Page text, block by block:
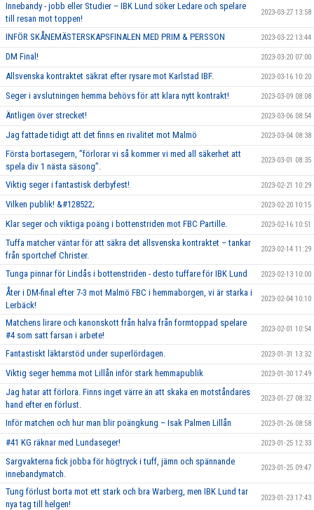
Innebandy - jobb eller Studier – IBK Lund söker Ledare och spelare
till resan mot toppen!
2023-03-27 13:58
INFÖR SKÅNEMÄSTERSKAPSFINALEN MED PRIM & PERSSON 2023-03-22 13:44
DM Final! 2023-03-20 07:00
Allsvenska kontraktet säkrat efter rysare mot Karlstad IBF. 2023-03-16 10:20
Seger i avslutningen hemma behövs för att klara nytt kontrakt! 2023-03-09 08:08
Äntligen över strecket! 2023-03-06 08:54
Jag fattade tidigt att det finns en rivalitet mot Malmö 2023-03-04 08:38
Första bortasegern, ’’förlorar vi så kommer vi med all säkerhet att
spela div 1 nästa säsong’’.
2023-03-01 08:35
Viktig seger i fantastisk derbyfest! 2023-02-21 10:29
Vilken publik! &#128522; 2023-02-20 10:15
Klar seger och viktiga poäng i bottenstriden mot FBC Partille. 2023-02-16 10:51
Tuffa matcher väntar för att säkra det allsvenska kontraktet – tankar
från sportchef Christer.
2023-02-14 11:29
Tunga pinnar för Lindås i bottenstriden - desto tuffare för IBK Lund 2023-02-13 10:00
Åter i DM-final efter 7-3 mot Malmö FBC i hemmaborgen, vi är starka i
Lerbäck!
2023-02-04 10:10
Matchens lirare och kanonskott från halva från formtoppad spelare
#4 som satt farsan i arbete!
2023-02-01 10:54
Fantastiskt läktarstöd under superlördagen. 2023-01-31 13:32
Viktig seger hemma mot Lillån inför stark hemmapublik 2023-01-30 17:49
Jag hatar att förlora. Finns inget värre än att skaka en motståndares
hand efter en förlust.
2023-01-27 08:32
Inför matchen och hur man blir poängkung – Isak Palmen Lillån 2023-01-26 08:58
#41 KG räknar med Lundaseger! 2023-01-25 12:33
Sargvakterna fick jobba för högtryck i tuff, jämn och spännande
innebandymatch.
2023-01-25 09:47
Tung förlust borta mot ett stark och bra Warberg, men IBK Lund tar
nya tag till helgen!
2023-01-23 17:43